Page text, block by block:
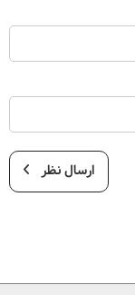
ارسال نظر